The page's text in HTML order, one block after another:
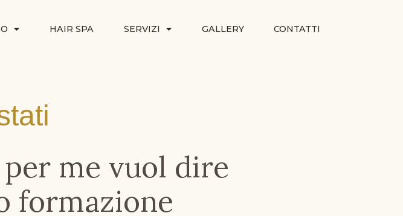
HAIR SPA SERVIZI GALLERY CONTATTI
me vuol dire
formazione